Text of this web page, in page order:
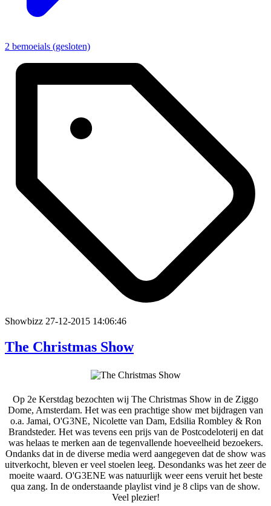
2 bemoeials (gesloten)
Showbizz 27-12-2015 14:06:46
The Christmas Show
Op 2e Kerstdag bezochten wij The Christmas Show in de Ziggo
Dome, Amsterdam. Het was een prachtige show met bijdragen van
o.a. Jamai, O'G3NE, Nicolette van Dam, Edsilia Rombley & Ron
Brandsteder. Het was tevens een prijs van de Postcodeloterij en dat
was helaas te merken aan de tegenvallende hoeveelheid bezoekers.
Ondanks dat in de diverse media werd aangegeven dat de show was
uitverkocht, bleven er veel stoelen leeg. Desondanks was het zeer de
moeite waard. O'G3ENE was natuurlijk weer eens veruit het beste
qua zang. In de onderstaande playlist vind je 8 clips van de show.
Veel plezier!